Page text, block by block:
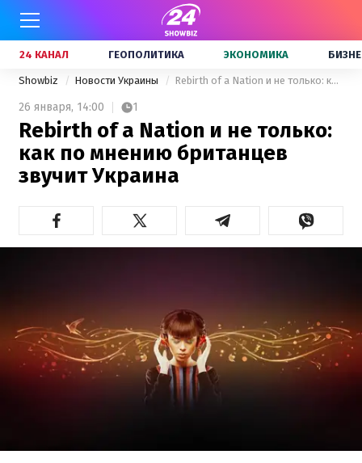
24 КАНАЛ ГЕОПОЛИТИКА ЭКОНОМИКА
Showbiz Новости Украины Rebirth of a Nation и не только: как по мнению британцев звучит Украина
26 января, 14:00 1
Rebirth of a Nation и не только:
как по мнению британцев
звучит Украина